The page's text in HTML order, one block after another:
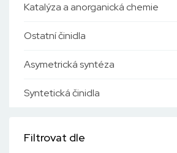
Katalýza a anorganická chemie
Ostatní činidla
Asymetrická syntéza
Syntetická činidla
Filtrovat dle